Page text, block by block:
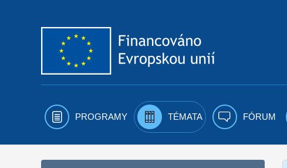
PROGRAMY TÉMATA FÓRUM